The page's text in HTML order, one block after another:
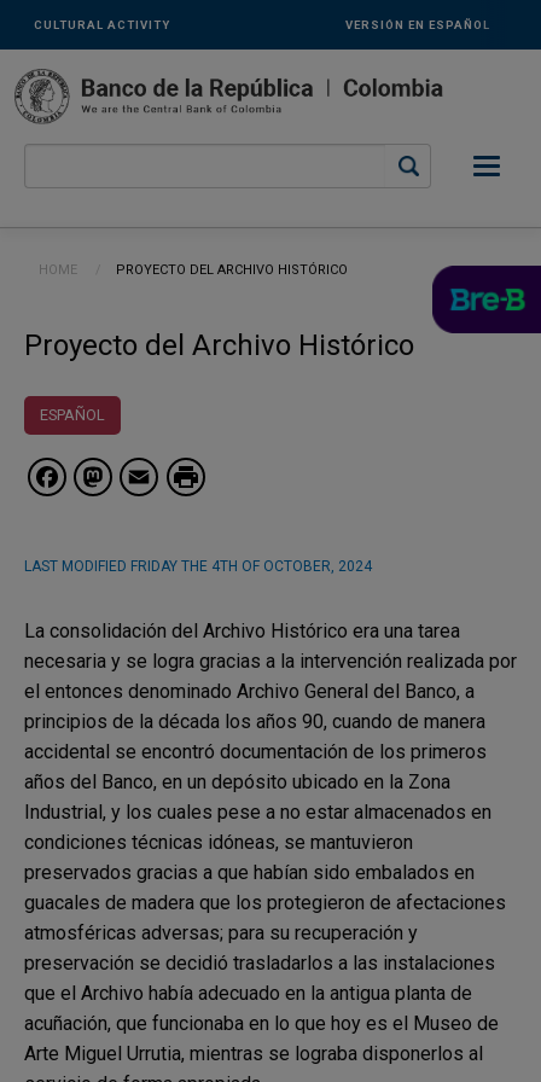
Links
secundarios
-
ENG
CULTURAL ACTIVITY VERSIÓN EN ESPAÑOL
Breadcrumb
HOME CURRENT:
PROYECTO DEL ARCHIVO HISTÓRICO
Proyecto del Archivo Histórico
ESPAÑOL
Facebook
Mastodon
Email
LAST MODIFIED FRIDAY THE 4TH OF OCTOBER, 2024
La consolidación del Archivo Histórico era una tarea
necesaria y se logra gracias a la intervención realizada por
el entonces denominado Archivo General del Banco, a
principios de la década los años 90, cuando de manera
accidental se encontró documentación de los primeros
años del Banco, en un depósito ubicado en la Zona
Industrial, y los cuales pese a no estar almacenados en
condiciones técnicas idóneas, se mantuvieron
preservados gracias a que habían sido embalados en
guacales de madera que los protegieron de afectaciones
atmosféricas adversas; para su recuperación y
preservación se decidió trasladarlos a las instalaciones
que el Archivo había adecuado en la antigua planta de
acuñación, que funcionaba en lo que hoy es el Museo de
Arte Miguel Urrutia, mientras se lograba disponerlos al